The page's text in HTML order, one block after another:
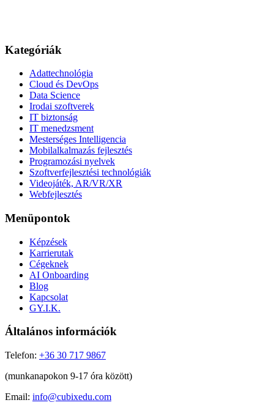
Kategóriák
Adattechnológia
Cloud és DevOps
Data Science
Irodai szoftverek
IT biztonság
IT menedzsment
Mesterséges Intelligencia
Mobilalkalmazás fejlesztés
Programozási nyelvek
Szoftverfejlesztési technológiák
Videojáték, AR/VR/XR
Webfejlesztés
Menüpontok
Képzések
Karrierutak
Cégeknek
AI Onboarding
Blog
Kapcsolat
GY.I.K.
Általános információk
Telefon: +36 30 717 9867
(munkanapokon 9-17 óra között)
Email: info@cubixedu.com